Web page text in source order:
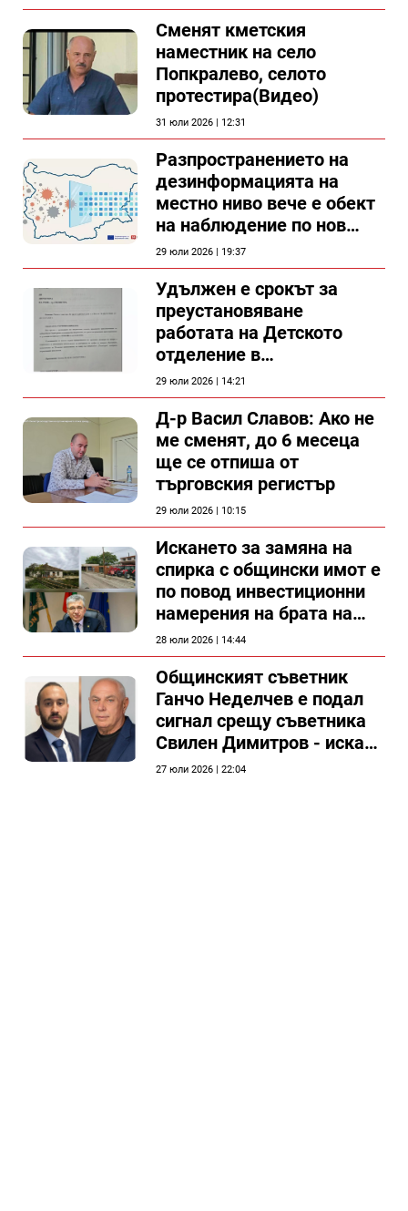
Сменят кметския
наместник на село
Попкралево, селото
протестира(Видео)
31 юли 2026 | 12:31
Разпространението на
дезинформацията на
местно ниво вече е обект
на наблюдение по нов
проект
29 юли 2026 | 19:37
Удължен е срокът за
преустановяване
работата на Детското
отделение в
силистренската болница
29 юли 2026 | 14:21
Д-р Васил Славов: Ако не
ме сменят, до 6 месеца
ще се отпиша от
търговския регистър
29 юли 2026 | 10:15
Искането за замяна на
спирка с общински имот е
по повод инвестиционни
намерения на брата на
председателя на
Общински съвет Силистра
28 юли 2026 | 14:44
Общинският съветник
Ганчо Неделчев е подал
сигнал срещу съветника
Свилен Димитров - иска
етичната комисия на
27 юли 2026 | 22:04